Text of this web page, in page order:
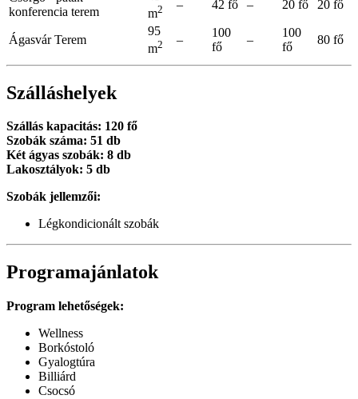
konferencia terem
m2 – 42 fő – 20 fő 20 fő
Ágasvár Terem
95
m2 –
100
fő
–
100
fő
80 fő
Szálláshelyek
Szállás kapacitás: 120 fő
Szobák száma: 51 db
Két ágyas szobák: 8 db
Lakosztályok: 5 db
Szobák jellemzői:
Légkondicionált szobák
Programajánlatok
Program lehetőségek:
Wellness
Borkóstoló
Gyalogtúra
Billiárd
Csocsó